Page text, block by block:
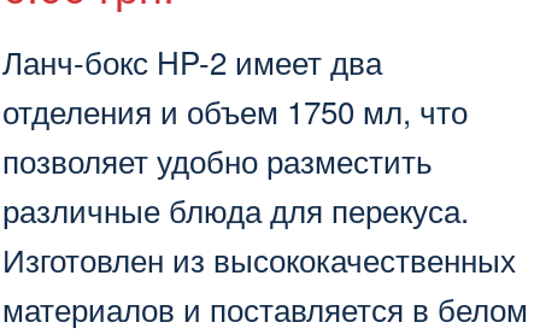
крышкой,
белый,
125шт/
пак
Ланч-бокс HP-2 имеет два
отделения и объем 1750 мл, что
позволяет удобно разместить
различные блюда для перекуса.
Изготовлен из высококачественных
материалов и поставляется в белом